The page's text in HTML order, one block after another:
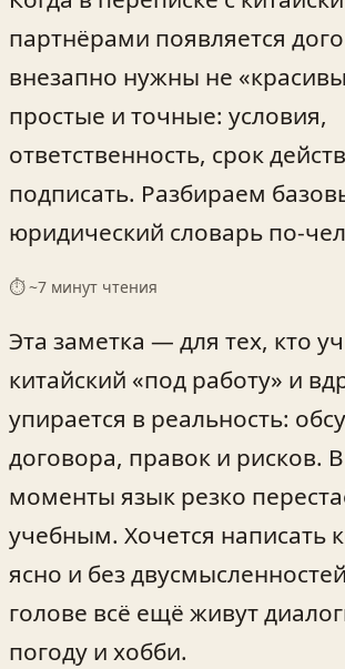
партнёрами появляется
внезапно нужны не
простые и точные: условия,
ответственность, срок
подписать. Разбираем
юридический словарь по-
⏱ ~7 минут чтения
Эта заметка — для тех, кто
китайский «под работу» и
упирается в реальность:
договора, правок и рисков.
моменты язык резко
учебным. Хочется написать
ясно и без
голове всё ещё живут
погоду и хобби.